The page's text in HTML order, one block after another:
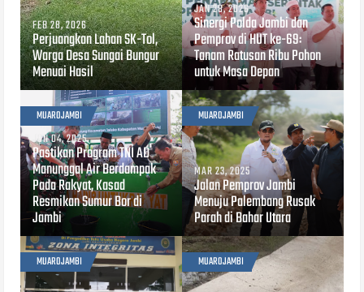
FEB 28, 2026
Perjuangkan Lahan SK-Tol,
Warga Desa Sungai Bungur
Menuai Hasil
JAN 28, 2026
Sinergi Polda Jambi dan
Pemprov di HUT ke-69:
Tanam Ratusan Ribu Pohon
untuk Masa Depan
MUAROJAMBI
JUN 04, 2025
Pastikan Program TNI AD
Manunggal Air Berdampak
Pada Rakyat, Kasad
Resmikan Sumur Bor di
Jambi
MUAROJAMBI
MAR 23, 2025
Jalan Pemprov Jambi
Menuju Palembang Rusak
Parah di Bahar Utara
MUAROJAMBI MUAROJAMBI